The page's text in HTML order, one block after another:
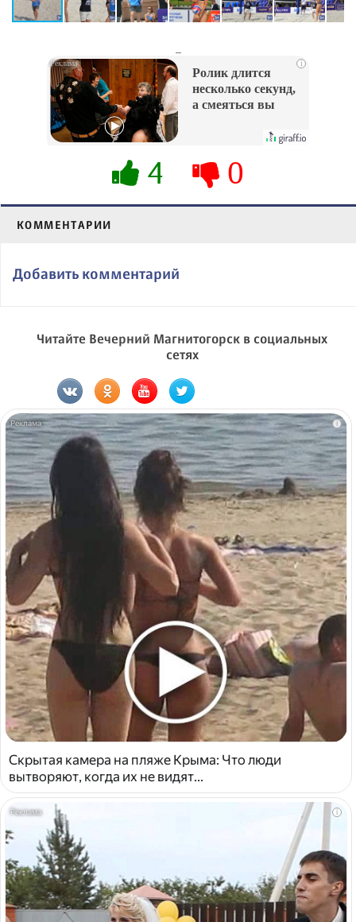
i
Ролик длится
несколько секунд,
а смеяться вы
4 0
КОММЕНТАРИИ
Добавить комментарий
Читайте Вечерний Магнитогорск в социальных
сетях
i
Скрытая камера на пляже Крыма: Что люди
вытворяют, когда их не видят...
i